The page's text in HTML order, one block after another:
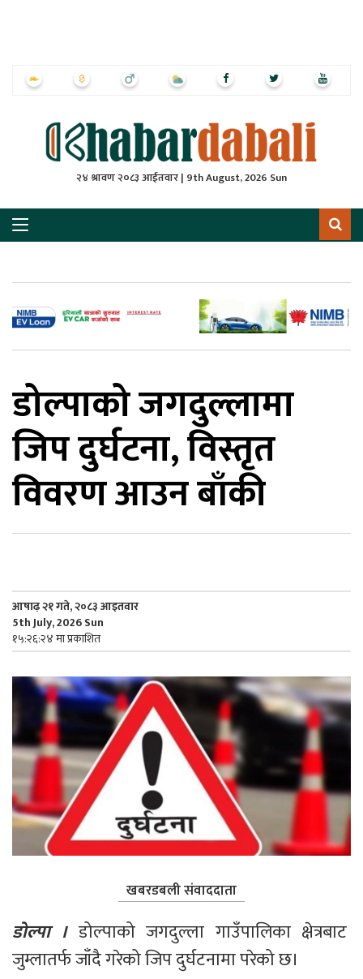
२४ श्रावण २०८३ आईतवार | 9th August, 2026 Sun
डोल्पाको जगदुल्लामा
जिप दुर्घटना, विस्तृत
विवरण आउन बाँकी
आषाढ़ २१ गते, २०८३ आइतवार
5th July, 2026 Sun
१५:२६:२४ मा प्रकाशित
खबरडबली संवाददाता
डोल्पा । डोल्पाको जगदुल्ला गाउँपालिका क्षेत्रबाट
जुम्लातर्फ जाँदै गरेको जिप दुर्घटनामा परेको छ।